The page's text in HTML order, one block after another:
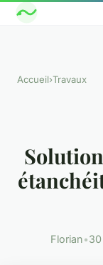
Accueil›Travaux
Florian•